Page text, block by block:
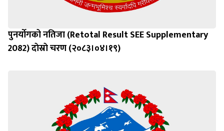
पुनर्याेगको नतिजा (Retotal Result SEE Supplementary
2082) दाेस्राे चरण (२०८३।०४।१९)